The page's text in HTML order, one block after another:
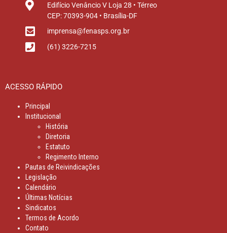
Edifício Venâncio V Loja 28 • Térreo
CEP: 70393-904 • Brasília-DF
imprensa@fenasps.org.br
(61) 3226-7215
ACESSO RÁPIDO
Principal
Institucional
História
Diretoria
Estatuto
Regimento Interno
Pautas de Reivindicações
Legislação
Calendário
Últimas Notícias
Sindicatos
Termos de Acordo
Contato